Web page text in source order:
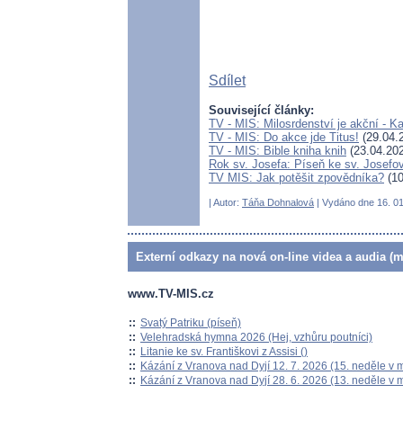
Sdílet
Související články:
TV - MIS: Milosrdenství je akční -
TV - MIS: Do akce jde Titus!
TV - MIS: Bible kniha knih
Rok sv. Josefa: Píseň ke sv.
TV MIS: Jak potěšit zpovědníka?
| Autor: Táňa Dohnalová | Vydáno dne 16.
Externí odkazy na nová on-line videa a audia
www.TV-MIS.cz
:: Svatý Patriku (píseň)
:: Velehradská hymna 2026 (Hej, vzhůru poutníci)
:: Litanie ke sv. Františkovi z Assisi ()
:: Kázání z Vranova nad Dyjí 12. 7. 2026 (15. neděle v
:: Kázání z Vranova nad Dyjí 28. 6. 2026 (13. neděle v